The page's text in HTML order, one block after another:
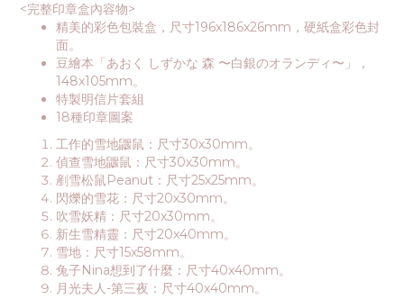
<完整印章盒內容物>
精美的彩色包裝盒，尺寸196x186x26mm，硬紙盒彩色封
面。
豆繪本「あおく しずかな 森 〜白銀のオランディ〜」，
148x105mm。
特製明信片套組
18種印章圖案
工作的雪地鼴鼠：尺寸30x30mm。
偵查雪地鼴鼠：尺寸30x30mm。
剷雪松鼠Peanut：尺寸25x25mm。
閃爍的雪花：尺寸20x30mm。
吹雪妖精：尺寸20x30mm。
新生雪精靈：尺寸20x40mm。
雪地：尺寸15x58mm。
兔子Nina想到了什麼：尺寸40x40mm。
月光夫人-第三夜：尺寸40x40mm。